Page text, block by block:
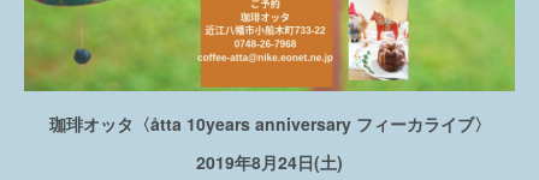
珈琲オッタ〈åtta 10years anniversary フィーカライブ〉
2019年8月24日(土)